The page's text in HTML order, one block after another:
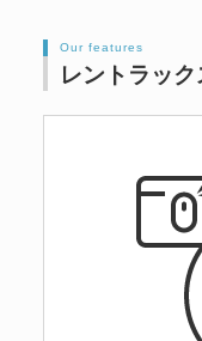
Our features
レントラッ